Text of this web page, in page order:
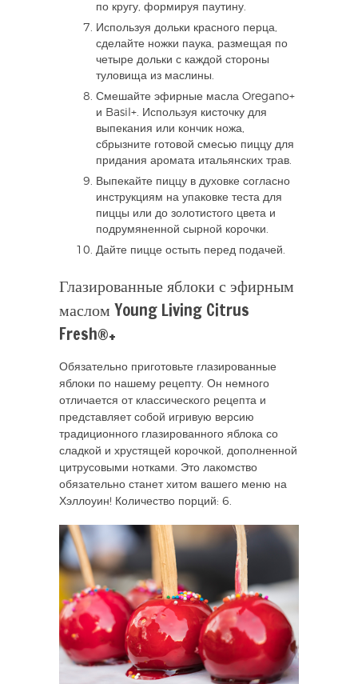
по кругу, формируя паутину.
Используя дольки красного перца,
сделайте ножки паука, размещая по
четыре дольки с каждой стороны
туловища из маслины.
Смешайте эфирные масла Oregano+
и Basil+. Используя кисточку для
выпекания или кончик ножа,
сбрызните готовой смесью пиццу для
придания аромата итальянских трав.
Выпекайте пиццу в духовке согласно
инструкциям на упаковке теста для
пиццы или до золотистого цвета и
подрумяненной сырной корочки.
Дайте пицце остыть перед подачей.
Глазированные яблоки с эфирным
маслом Young Living Citrus
Fresh®+
Обязательно приготовьте глазированные
яблоки по нашему рецепту. Он немного
отличается от классического рецепта и
представляет собой игривую версию
традиционного глазированного яблока со
сладкой и хрустящей корочкой, дополненной
цитрусовыми нотками. Это лакомство
обязательно станет хитом вашего меню на
Хэллоуин! Количество порций: 6.